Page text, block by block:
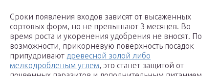
Сроки появления входов зависят от высаженных
сортовых форм, но не превышают 3 месяцев. Во
время роста и укоренения удобрения не вносят. По
возможности, прикорневую поверхность посадок
припудривают древесной золой либо
мелкодробленым углем, это станет защитой от